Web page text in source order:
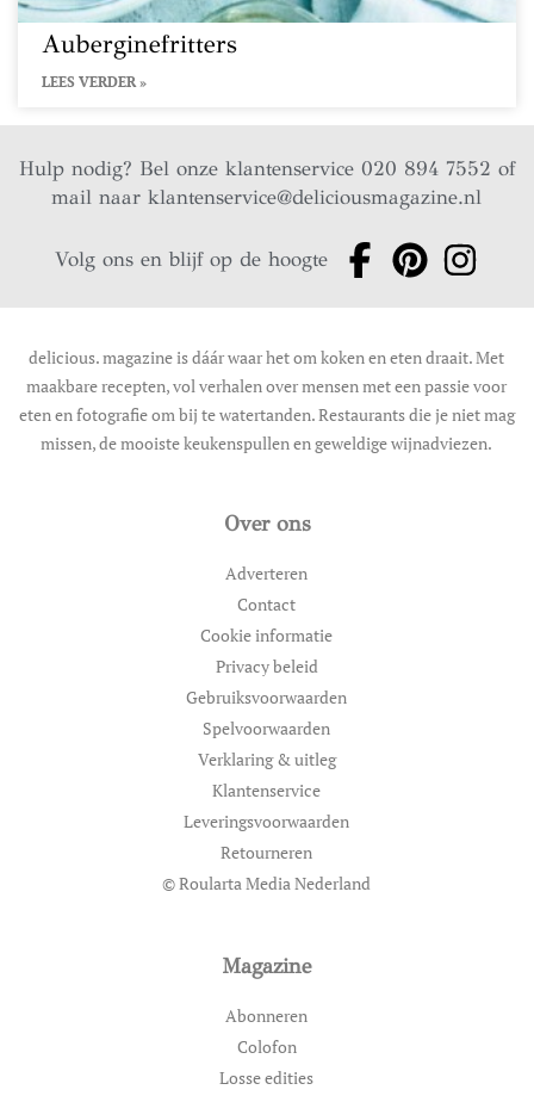
Auberginefritters
LEES VERDER »
Hulp nodig? Bel onze klantenservice 020 894 7552 of
mail naarklantenservice@deliciousmagazine.nl
Volg ons en blijf op de hoogte
delicious. magazine is dáár waar het om koken en eten draait. Met
maakbare recepten, vol verhalen over mensen met een passie voor
eten en fotografie om bij te watertanden. Restaurants die je niet mag
missen, de mooiste keukenspullen en geweldige wijnadviezen.
Over ons
Adverteren
Contact
Cookie informatie
Privacy beleid
Gebruiksvoorwaarden
Spelvoorwaarden
Verklaring & uitleg
Klantenservice
Leveringsvoorwaarden
Retourneren
© Roularta Media Nederland
Magazine
Abonneren
Colofon
Losse edities